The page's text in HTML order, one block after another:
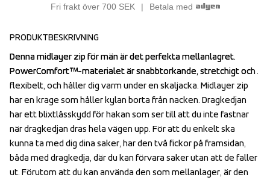
Fri frakt över 700 SEK Betala med
PRODUKTBESKRIVNING
Denna midlayer zip för män är det perfekta mellanlagret.
PowerComfort™-materialet är snabbtorkande, stretchigt och
flexibelt, och håller dig varm under en skaljacka. Midlayer zip
har en krage som håller kylan borta från nacken. Dragkedjan
har ett blixtlåsskydd för hakan som ser till att du inte fastnar
när dragkedjan dras hela vägen upp. För att du enkelt ska
kunna ta med dig dina saker, har den två fickor på framsidan,
båda med dragkedja, där du kan förvara saker utan att de faller
ut. Förutom att du kan använda den som mellanlager, är den
Denna midlayer zip för män är det perfekta mellanlagret.
PowerComfort™-materialet är snabbtorkande, stretchigt och
flexibelt, och håller dig varm under en skaljacka. Midlayer zip
har en krage som håller kylan borta från nacken. Dragkedjan
har ett blixtlåsskydd för hakan som ser till att du inte fastnar
när dragkedjan dras hela vägen upp. För att du enkelt ska
kunna ta med dig dina saker, har den två fickor på framsidan,
båda med dragkedja, där du kan förvara saker utan att de faller
ut. Förutom att du kan använda den som mellanlager, är den